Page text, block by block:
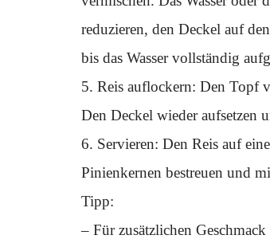
reduzieren, den Deckel auf
bis das Wasser vollständig
5. Reis auflockern: Den Topf
Den Deckel wieder aufsetzen
6. Servieren: Den Reis auf
Pinienkernen bestreuen und
Tipp:
– Für zusätzlichen